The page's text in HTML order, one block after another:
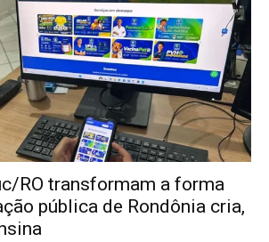
RO transformam a forma
pública de Rondônia cria,